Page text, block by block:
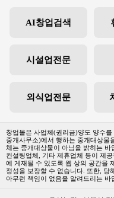
AI창업검색
시설업전문
외식업전문
창업몰은 사업체(권리금)양도 양수
중개사무소)에서 행하는 중개대상물
체는 중개대상물이 아님을 밝히는
컨설팅업체, 기타 제휴업체 등이 제
에 게재될 수 있도록 웹 상의 공간을
정성을 보장할 수 없습니다. 또한, 당
아무런 책임이 없음을 알려드리는 바